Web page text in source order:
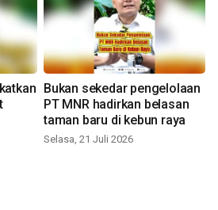
Bukan sekedar pengelolaan
PT MNR hadirkan belasan
taman baru di kebun raya
Selasa, 21 Juli 2026